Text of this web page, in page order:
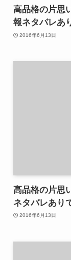
高品格の片思
報ネタバレあ
2016年6月13日
高品格の片思
ネタバレあり
2016年6月13日